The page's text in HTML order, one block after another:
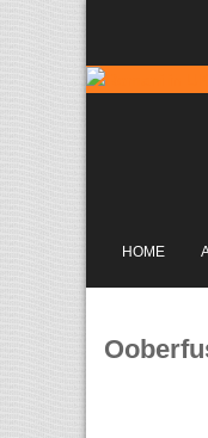
HOME